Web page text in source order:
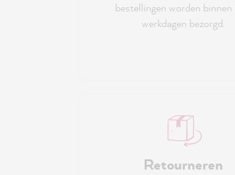
bestellingen worden
werkdagen bezorgd.
Retourneren